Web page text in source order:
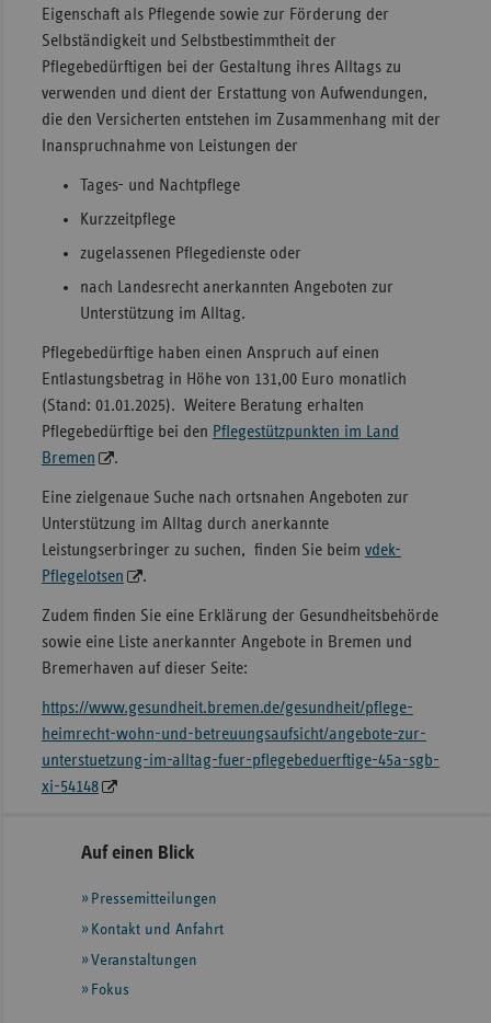
Eigenschaft als Pflegende sowie zur Förderung der
Selbständigkeit und Selbstbestimmtheit der
Pflegebedürftigen bei der Gestaltung ihres Alltags zu
verwenden und dient der Erstattung von Aufwendungen,
die den Versicherten entstehen im Zusammenhang mit der
Inanspruchnahme von Leistungen der
Tages- und Nachtpflege
Kurzzeitpflege
zugelassenen Pflegedienste oder
nach Landesrecht anerkannten Angeboten zur
Unterstützung im Alltag.
Pflegebedürftige haben einen Anspruch auf einen
Entlastungsbetrag in Höhe von 131,00 Euro monatlich
(Stand: 01.01.2025). Weitere Beratung erhalten
Pflegebedürftige bei den Pflegestützpunkten im Land
Bremen
.
Eine zielgenaue Suche nach ortsnahen Angeboten zur
Unterstützung im Alltag durch anerkannte
Leistungserbringer zu suchen, finden Sie beim vdek-
Pflegelotsen
.
Zudem finden Sie eine Erklärung der Gesundheitsbehörde
sowie eine Liste anerkannter Angebote in Bremen und
Bremerhaven auf dieser Seite:
https://www.gesundheit.bremen.de/gesundheit/pflege-
heimrecht-wohn-und-betreuungsaufsicht/angebote-zur-
unterstuetzung-im-alltag-fuer-pflegebeduerftige-45a-sgb-
xi-54148
Seitennavigation
Seitenleiste
weiteren
Informationen
Auf einen Blick
Pressemitteilungen
Kontakt und Anfahrt
Veranstaltungen
Fokus